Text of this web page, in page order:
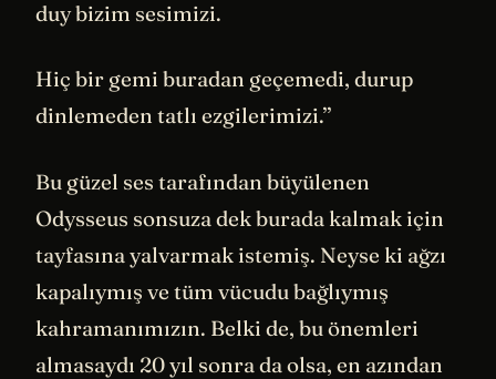
duy bizim sesimizi.
Hiç bir gemi buradan geçemedi, durup
dinlemeden tatlı ezgilerimizi.’’
Bu güzel ses tarafından büyülenen
Odysseus sonsuza dek burada kalmak için
tayfasına yalvarmak istemiş. Neyse ki ağzı
kapalıymış ve tüm vücudu bağlıymış
kahramanımızın. Belki de, bu önemleri
almasaydı 20 yıl sonra da olsa, en azından